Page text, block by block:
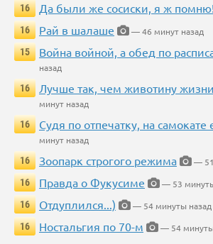
16
Да были же сосиски, я ж
16
Рай в шалаше
— 46 минут назад
15
Война войной, а обед по
назад
16
Лучше так, чем животину
минут назад
16
Судя по отпечатку, на самокате
минут назад
16
Зоопарк строгого режима
—
16
Правда о Фукусиме
— 53
16
Отдуплился...)
— 54 минуты назад
16
Ностальгия по 70-м — 54